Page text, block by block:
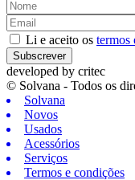
Li e aceito os termos
Subscrever
developed by critec
© Solvana - Todos os
Solvana
Novos
Usados
Acessórios
Serviços
Termos e condições